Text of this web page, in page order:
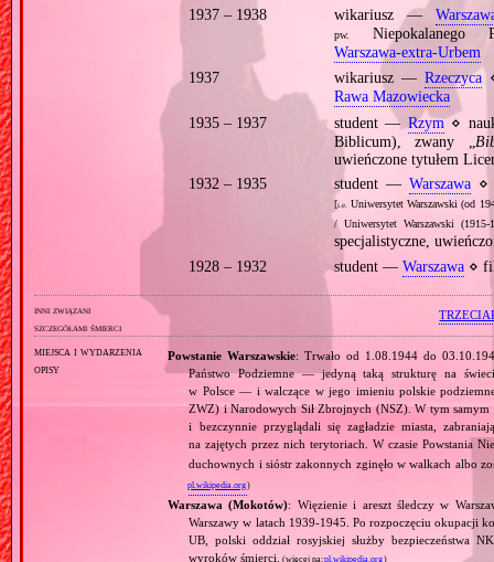
1937 – 1938
wikariusz —
pw.
Niepokalanego
Warszawa‐extra‐Urbem
1937
wikariusz — Rzeczyca
Rawa Mazowiecka
1935 – 1937
student — Rzym⋄
Biblicum), zwany „
uwieńczone tytułem
1932 – 1935
student —Warszawa ⋄
[i.e.Uniwersytet Warszawski (od
/ Uniwersytet Warszawski
specjalistyczne,
1928 – 1932
student — Warszawa⋄
inni związani
szczegółami śmierci
miejsca i wydarzenia
opisy
Powstanie Warszawskie: Trwało od 1.08.1944 do
Państwo Podziemne — jedyną taką strukturę na
w Polsce — i walczące w jego imieniu polskie
ZWZ) i Narodowych Sił Zbrojnych (NSZ). W tym samym
i bezczynnie przyglądali się zagładzie miasta,
na zajętych przez nich terytoriach. W czasie Powstania
duchownych i sióstr zakonnych zginęło w walkach albo
pl.wikipedia.org)
Warszawa (Mokotów): Więzienie i areszt śledczy w
Warszawy w latach 1939‐1945. Po rozpoczęciu okupacji
UB, polski oddział rosyjskiej służby bezpieczeństwa
wyroków śmierci.
(więcej na:pl.wikipedia.org)